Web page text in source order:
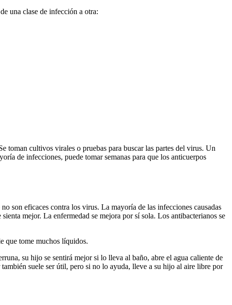
una clase de infección a otra:
toman cultivos virales o pruebas para buscar las partes del virus. Un
de infecciones, puede tomar semanas para que los anticuerpos
son eficaces contra los virus. La mayoría de las infecciones causadas
mejor. La enfermedad se mejora por sí sola. Los antibacterianos se
que tome muchos líquidos.
su hijo se sentirá mejor si lo lleva al baño, abre el agua caliente de
suele ser útil, pero si no lo ayuda, lleve a su hijo al aire libre por